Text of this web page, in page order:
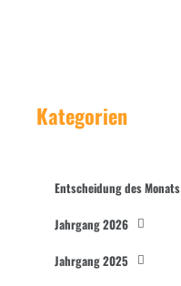
Kategorien
Entscheidung des Monats
Jahrgang 2026
Jahrgang 2025